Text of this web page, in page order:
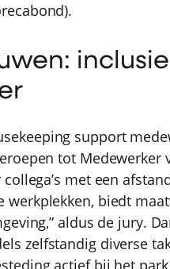
support
tot Medewerker
met een
werkplekken, biedt
aldus de jury.
zelfstandig diverse
actief bij het